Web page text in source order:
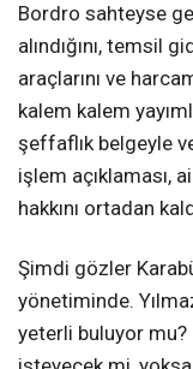
Bordro sahteyse
alındığını, temsil
araçlarını ve
kalem kalem
şeffaflık belgeyle
işlem açıklaması,
hakkını ortadan
Şimdi gözler
yönetiminde.
yeterli buluyor mu?